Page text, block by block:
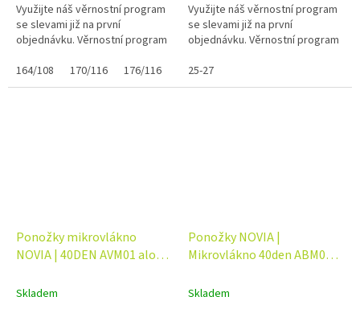
Využijte náš věrnostní program
se slevami již na první
objednávku. Věrnostní program
164/108
170/116 176/116
Využijte náš věrnostní program
se slevami již na první
objednávku. Věrnostní program
25-27
Ponožky mikrovlákno
NOVIA | 40DEN AVM01 aloe
Barva: černá ( 999 )
Skladem
Ponožky NOVIA |
Mikrovlákno 40den ABM01
( 38-41 ), Barva: černá ( 999 )
Skladem